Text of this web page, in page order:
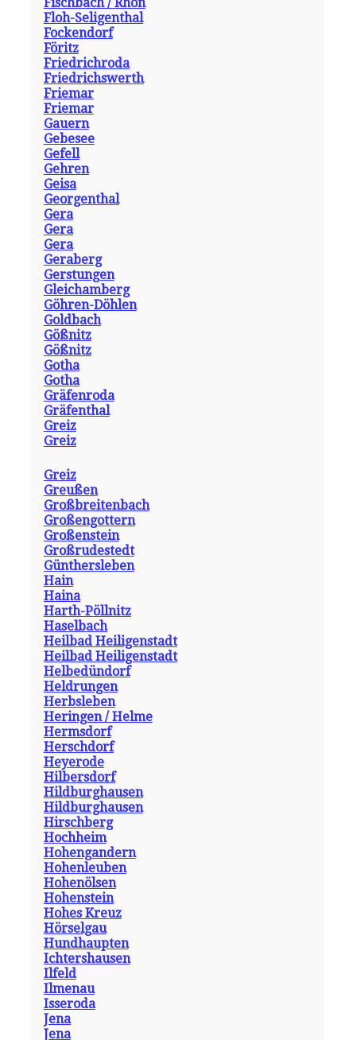
Fischbach / Rhön
Floh-Seligenthal
Fockendorf
Föritz
Friedrichroda
Friedrichswerth
Friemar
Friemar
Gauern
Gebesee
Gefell
Gehren
Geisa
Georgenthal
Gera
Gera
Gera
Geraberg
Gerstungen
Gleichamberg
Göhren-Döhlen
Goldbach
Gößnitz
Gößnitz
Gotha
Gotha
Gräfenroda
Gräfenthal
Greiz
Greiz
Greiz
Greußen
Großbreitenbach
Großengottern
Großenstein
Großrudestedt
Günthersleben
Hain
Haina
Harth-Pöllnitz
Haselbach
Heilbad Heiligenstadt
Heilbad Heiligenstadt
Helbedündorf
Heldrungen
Herbsleben
Heringen / Helme
Hermsdorf
Herschdorf
Heyerode
Hilbersdorf
Hildburghausen
Hildburghausen
Hirschberg
Hochheim
Hohengandern
Hohenleuben
Hohenölsen
Hohenstein
Hohes Kreuz
Hörselgau
Hundhaupten
Ichtershausen
Ilfeld
Ilmenau
Isseroda
Jena
Jena